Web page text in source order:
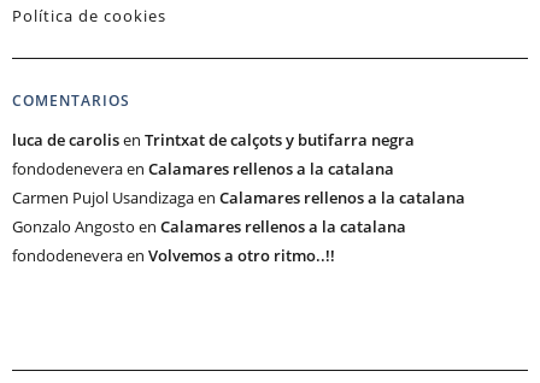
Política de cookies
COMENTARIOS
luca de carolisen Trintxat de calçots y butifarra negra
fondodeneveraen Calamares rellenos a la catalana
Carmen Pujol Usandizagaen Calamares rellenos a la catalana
Gonzalo Angosto en Calamares rellenos a la catalana
fondodeneveraen Volvemos a otro ritmo..!!